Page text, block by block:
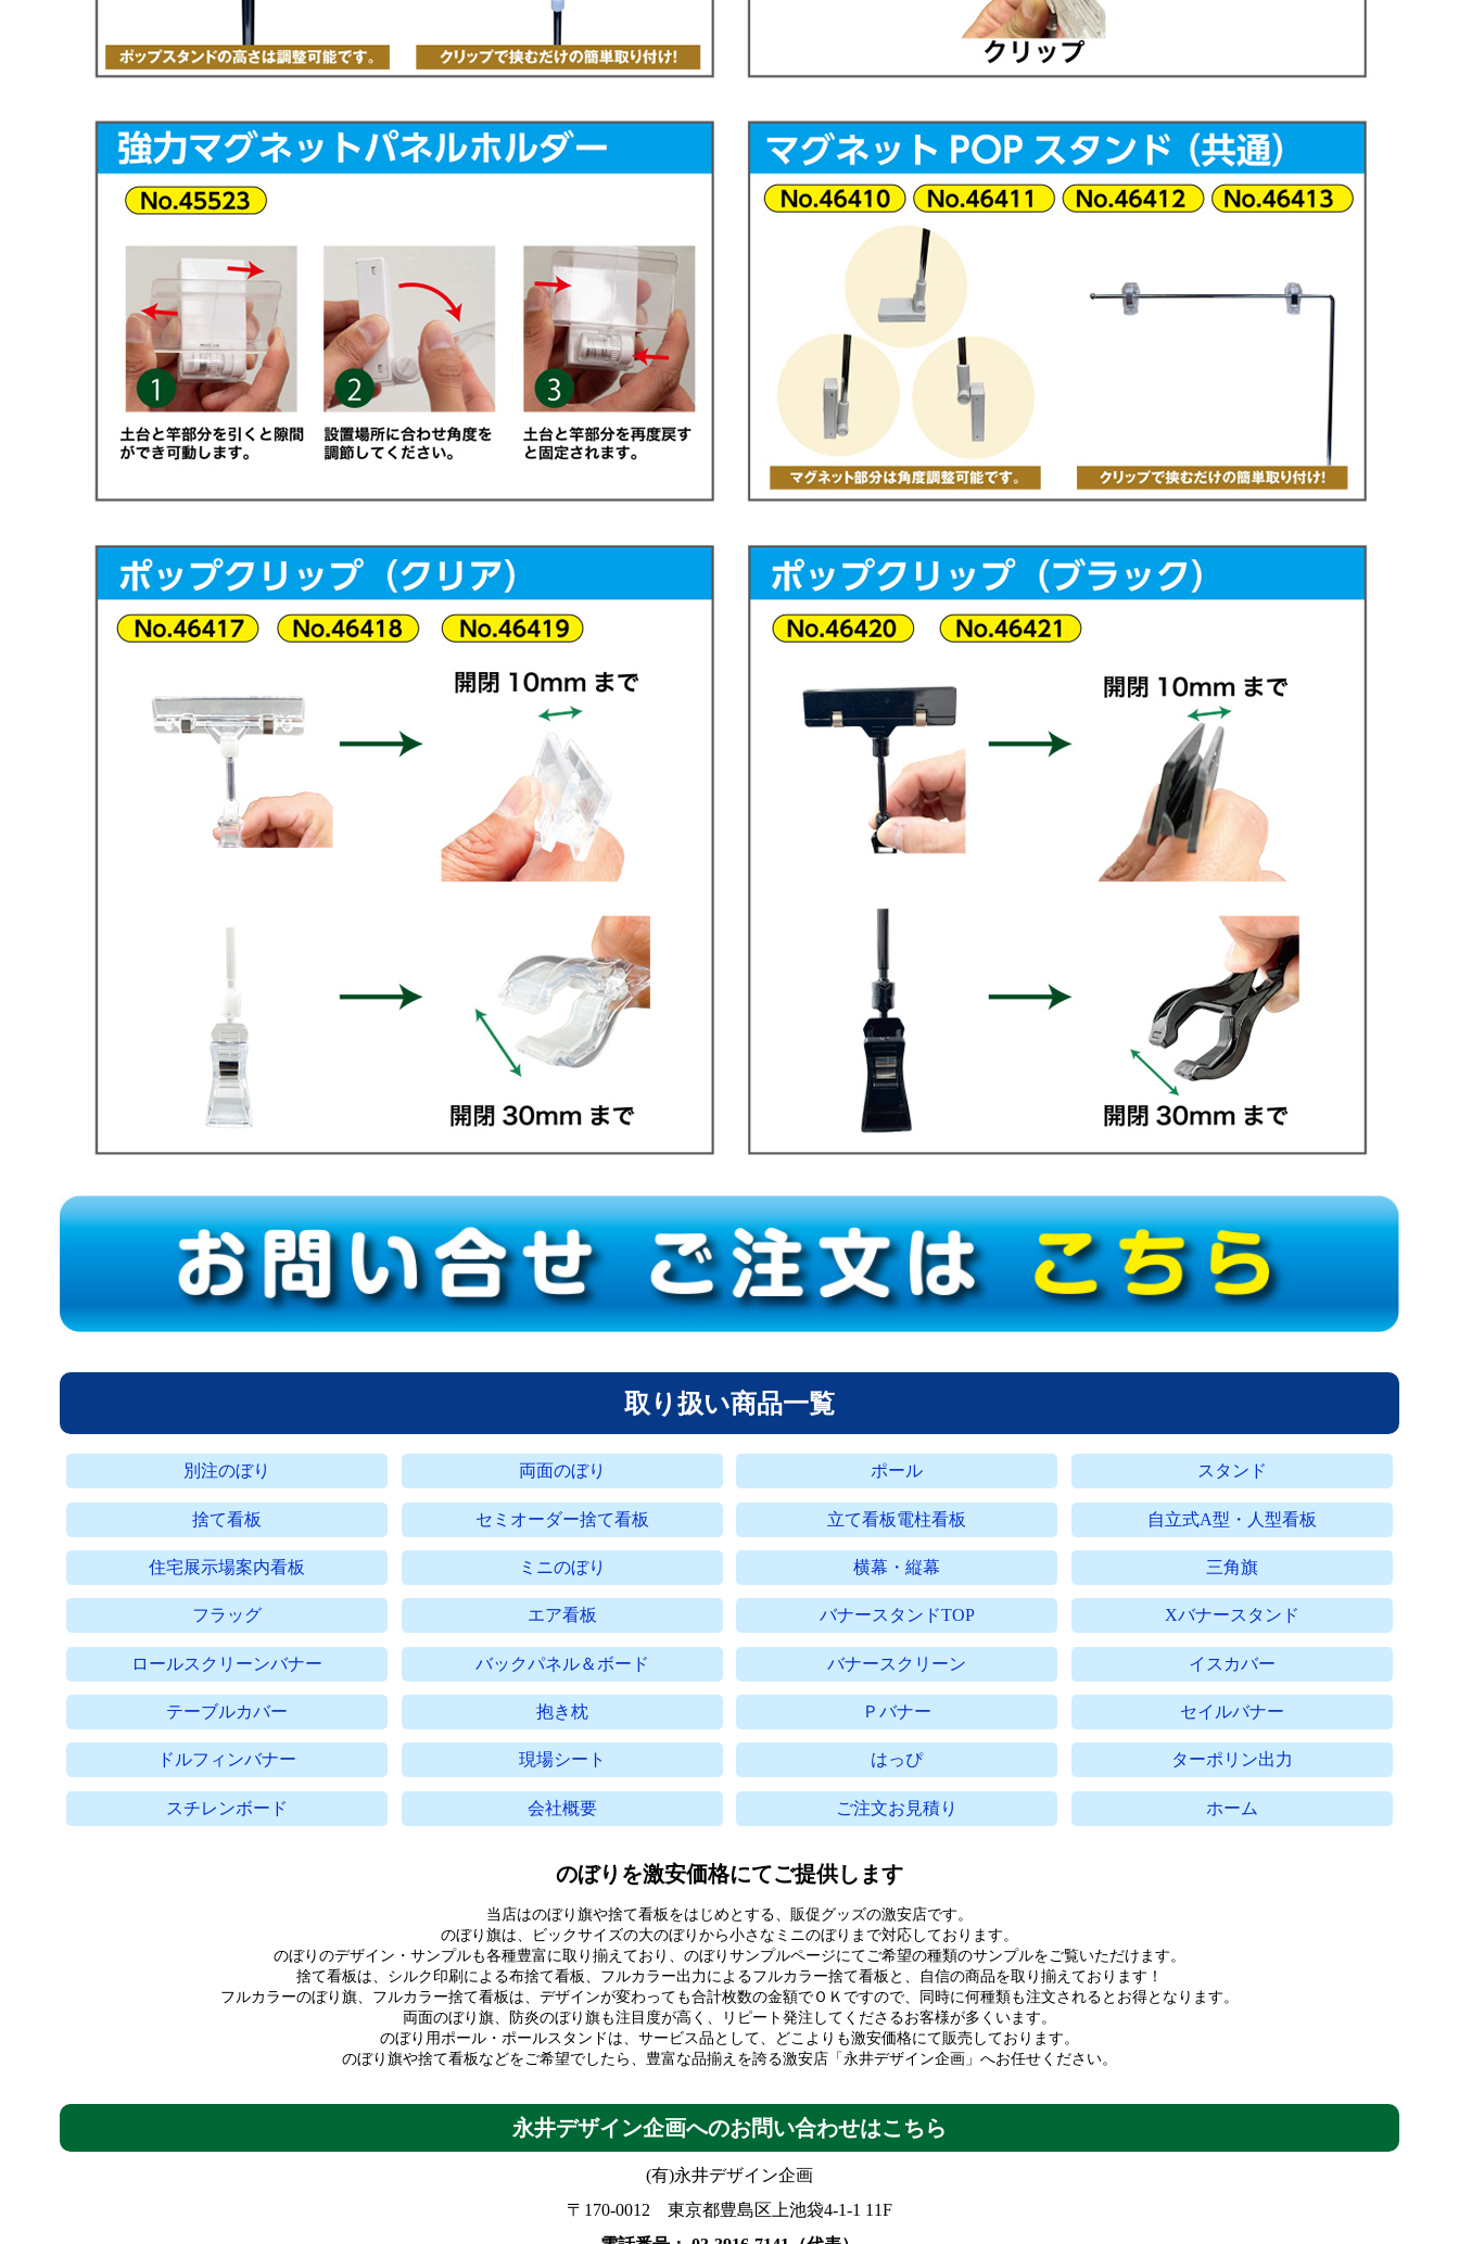
取り扱い商品一覧
別注のぼり 両面のぼり ポール スタンド
捨て看板 セミオーダー捨て看板 立て看板電柱看板 自立式A型・人型看板
住宅展示場案内看板 ミニのぼり 横幕・縦幕 三角旗
フラッグ エア看板 バナースタンドTOP Xバナースタンド
ロールスクリーンバナー バックパネル＆ボード バナースクリーン イスカバー
テーブルカバー 抱き枕 Ｐバナー セイルバナー
ドルフィンバナー 現場シート はっぴ ターポリン出力
スチレンボード 会社概要 ご注文お見積り ホーム
のぼりを激安価格にてご提供します
当店はのぼり旗や捨て看板をはじめとする、販促グッズの激安店です。
のぼり旗は、ビックサイズの大のぼりから小さなミニのぼりまで対応しております。
のぼりのデザイン・サンプルも各種豊富に取り揃えており、のぼりサンプルページにてご希望の種類のサンプルをご覧いただけます。
捨て看板は、シルク印刷による布捨て看板、フルカラー出力によるフルカラー捨て看板と、自信の商品を取り揃えております！
フルカラーのぼり旗、フルカラー捨て看板は、デザインが変わっても合計枚数の金額でＯＫですので、同時に何種類も注文されるとお得となります。
両面のぼり旗、防炎のぼり旗も注目度が高く、リピート発注してくださるお客様が多くいます。
のぼり用ポール・ポールスタンドは、サービス品として、どこよりも激安価格にて販売しております。
のぼり旗や捨て看板などをご希望でしたら、豊富な品揃えを誇る激安店「永井デザイン企画」へお任せください。
永井デザイン企画へのお問い合わせはこちら
(有)永井デザイン企画
〒170-0012 東京都豊島区上池袋4-1-1 11F